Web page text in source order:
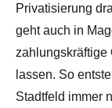
Privatisierung
geht auch in
zahlungskräftige
lassen. So
Stadtfeld immer